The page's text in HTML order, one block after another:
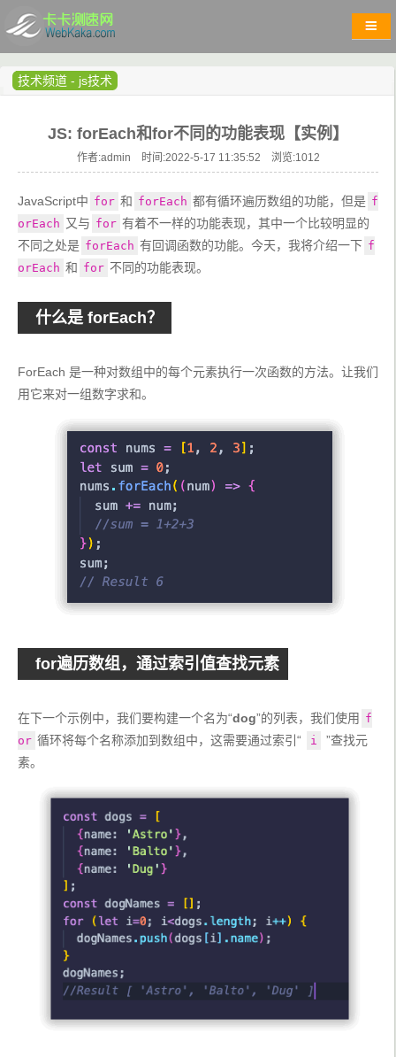
技术频道 - js技术
JS: forEach和for不同的功能表现【实例】
作者:admin 时间:2022-5-17 11:35:52 浏览:1012
JavaScript中 for 和 forEach 都有循环遍历数组的功能，但是 f
orEach 又与 for 有着不一样的功能表现，其中一个比较明显的
不同之处是 forEach 有回调函数的功能。今天，我将介绍一下 f
orEach 和 for 不同的功能表现。
什么是 forEach？
ForEach 是一种对数组中的每个元素执行一次函数的方法。让我们
用它来对一组数字求和。
for遍历数组，通过索引值查找元素
在下一个示例中，我们要构建一个名为“dog”的列表，我们使用 f
or 循环将每个名称添加到数组中，这需要通过索引“ i
”查找元
素。